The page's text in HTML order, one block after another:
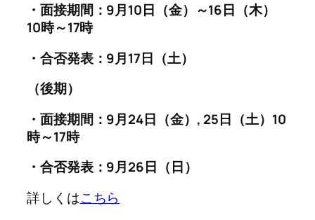
・面接期間：9月10日（金）～16日（木）
10時～17時
・合否発表：9月17日（土）
（後期）
・面接期間：9月24日（金）, 25日（土）10
時～17時
・合否発表：9月26日（日）
詳しくはこちら